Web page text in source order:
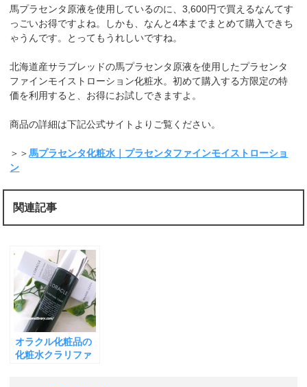
馬プラセンタ原液を使用しているのに、3,600円で買えるなんてす
っごいお得ですよね。しかも、なんと4本までまとめて購入できち
ゃうんです。とってもうれしいですね。
北海道産サラブレッドの馬プラセンタ原液を使用したプラセンタ
ファインモイストローション化粧水。初めて購入する方限定の特
価を利用すると、お得にお試しできますよ。
商品の詳細は下記公式サイトよりご覧ください。
＞＞馬プラセンタ化粧水｜プラセンタファインモイストローショ
ン
関連記事
オラクル化粧品の
化粧水クラリファ